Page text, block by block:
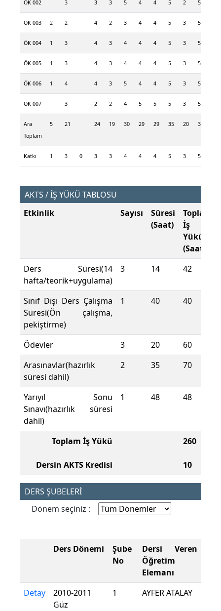
ÖK 002 3 3 3 5 4 4 5 2 5
ÖK 003 2 2 4 2 3 4 4 5 3 5
ÖK 004 1 3 4 3 4 4 4 5 3 5
ÖK 005 1 3 4 3 4 4 4 5 3 5
ÖK 006 1 4 4 3 5 4 4 5 3 5
ÖK 007 3 2 2 4 5 5 5 3 5
Ara
Toplam
5 21 24 19 30 29 29 35 20 35
Katkı 1 3 0 3 3 4 4 4 5 3 5
AKTS / İŞ YÜKÜ TABLOSU
Etkinlik
Sayısı
Süresi
(Saat)
Toplam
İş
Yükü
(Saat)
Ders Süresi(14
hafta/teorik+uygulama)
3 14 42
Sınıf Dışı Ders Çalışma
Süresi(Ön çalışma,
pekiştirme)
1 40 40
Ödevler 3 20
60
Arasınavlar(hazırlık
süresi dahil)
2 35 70
Yarıyıl Sonu
Sınavı(hazırlık süresi
dahil)
1 48 48
Toplam İş Yükü
Dersin AKTS Kredisi
260
10
DERS ŞUBELERİ
Dönem seçiniz :
Ders Dönemi
Şube
No
Dersi Veren
Öğretim
Elemanı
Detay
2010-2011
Güz
1 AYFER ATALAY